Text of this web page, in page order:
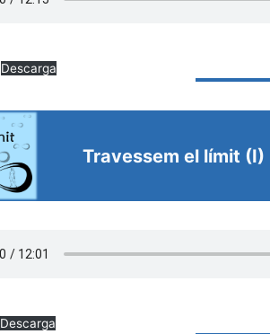
Descarga
Travessem el límit (I)
Descarga